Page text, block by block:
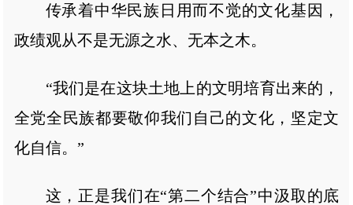
传承着中华民族日用而不觉的文化基因，
政绩观从不是无源之水、无本之木。
“我们是在这块土地上的文明培育出来的，
全党全民族都要敬仰我们自己的文化，坚定文
化自信。”
这，正是我们在“第二个结合”中汲取的底